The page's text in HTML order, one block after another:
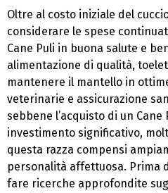
Oltre al costo iniziale del
considerare le spese
Cane Puli in buona salute e
alimentazione di qualità,
mantenere il mantello in
veterinarie e assicurazione
sebbene l’acquisto di un
investimento significativo,
questa razza compensi
personalità affettuosa. Prima
fare ricerche approfondite